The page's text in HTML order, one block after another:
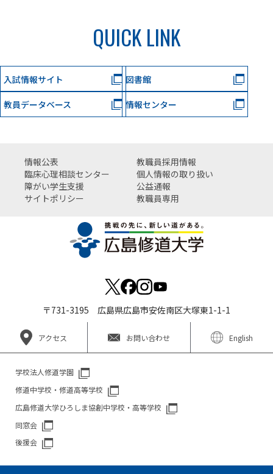
QUICK LINK
入試情報サイト 図書館
教員データベース 情報センター
情報公表
教職員採用情報
臨床心理相談センター
個人情報の取り扱い
障がい学生支援
公益通報
サイトポリシー
教職員専用
〒731-3195 広島県広島市安佐南区大塚東1-1-1
アクセス お問い合わせ English
学校法人修道学園
修道中学校・修道高等学校
広島修道大学ひろしま協創中学校・高等学校
同窓会
後援会